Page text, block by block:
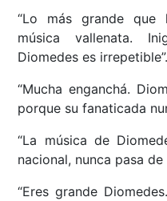
“Lo más grande
música vallenata.
Diomedes es irrepetible”.
“Mucha enganchá.
porque su fanaticada
“La música de
nacional, nunca pasa de
“Eres grande